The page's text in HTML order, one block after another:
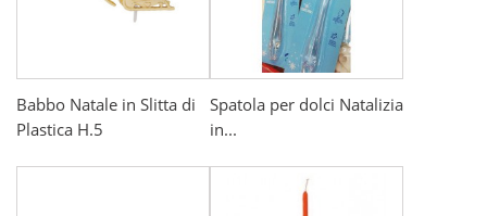
Babbo Natale in Slitta di
Plastica H.5
Spatola per dolci Natalizia
in...